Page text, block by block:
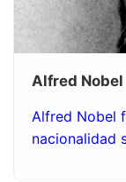
Alfred Nobel
Alfred Nobel
nacionalidad